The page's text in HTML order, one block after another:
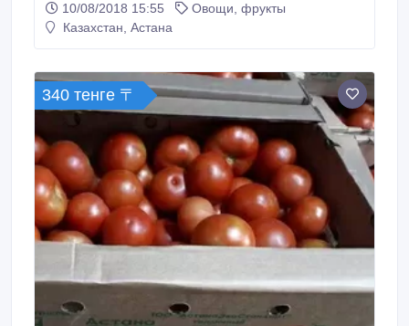
ГМО. Огурцы из теплицы отличается большим
содержанием калия, аскорбиновой кислоты,
10/08/2018 15:55
Овощи, фрукты
Казахстан, Астана
340 тенге 〒